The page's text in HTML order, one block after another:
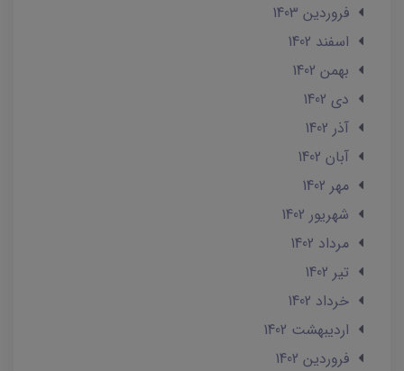
فروردین 1403
اسفند 1402
بهمن 1402
دی 1402
آذر 1402
آبان 1402
مهر 1402
شهریور 1402
مرداد 1402
تير 1402
خرداد 1402
ارديبهشت 1402
فروردین 1402